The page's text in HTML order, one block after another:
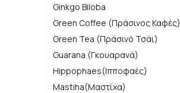
Ginkgo Biloba
Green Coffee (Πράσινος Καφές)
Green Tea (Πράσινό Τσάι)
Guarana (Γκουαρανά)
Hippophaes(Ιπποφαές)
Mastiha(Μαστίχα)